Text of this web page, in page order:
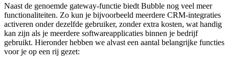
Naast de genoemde gateway-functie biedt Bubble nog veel meer
functionaliteiten. Zo kun je bijvoorbeeld meerdere CRM-integraties
activeren onder dezelfde gebruiker, zonder extra kosten, wat handig
kan zijn als je meerdere softwareapplicaties binnen je bedrijf
gebruikt. Hieronder hebben we alvast een aantal belangrijke functies
voor je op een rij gezet: